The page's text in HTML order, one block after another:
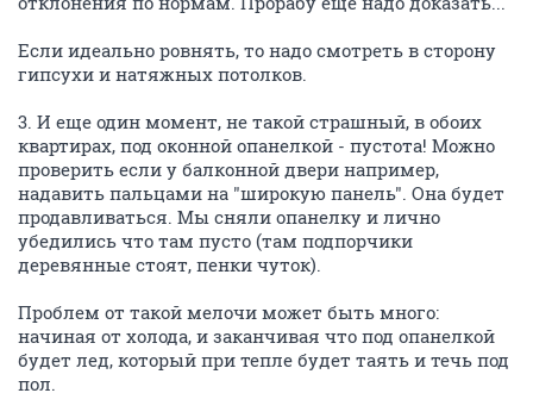
Если идеально ровнять, то надо смотреть в сторону
гипсухи и натяжных потолков.
3. И еще один момент, не такой страшный, в обоих
квартирах, под оконной опанелкой - пустота! Можно
проверить если у балконной двери например,
надавить пальцами на "широкую панель". Она будет
продавливаться. Мы сняли опанелку и лично
убедились что там пусто (там подпорчики
деревянные стоят, пенки чуток).
Проблем от такой мелочи может быть много:
начиная от холода, и заканчивая что под опанелкой
будет лед, который при тепле будет таять и течь под
пол.